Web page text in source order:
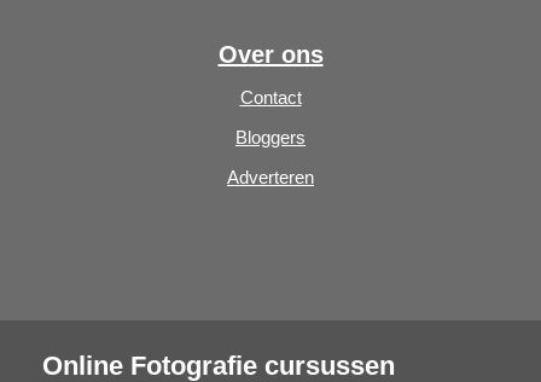
Over ons
Contact
Bloggers
Adverteren
Online Fotografie cursussen